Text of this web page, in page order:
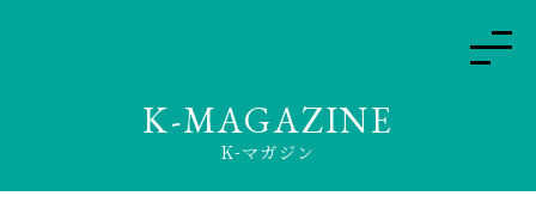
K-MAGAZINE
K-マガジン